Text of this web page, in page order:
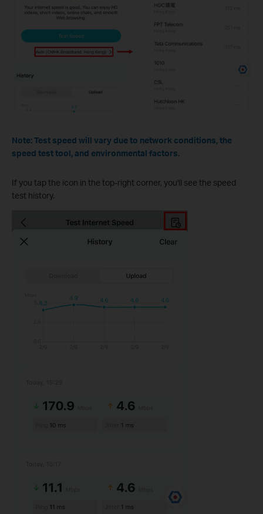
Note: Test speed will vary due to network conditions, the
speed test tool, and environmental factors.
If you tap the icon in the top-right corner, you'll see the speed
test history.